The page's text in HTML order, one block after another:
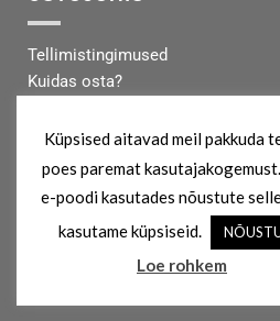
Tellimistingimused
Kuidas osta?
Tarneinfo
MEIST
info@koertekeskus.ee
Koertekeskus, Rõõmu Kaubamaja,
Küpsised aitavad meil pakkuda
poes paremat
e-poodi kasutades nõustute
kasutame küpsiseid.
Loe rohkem